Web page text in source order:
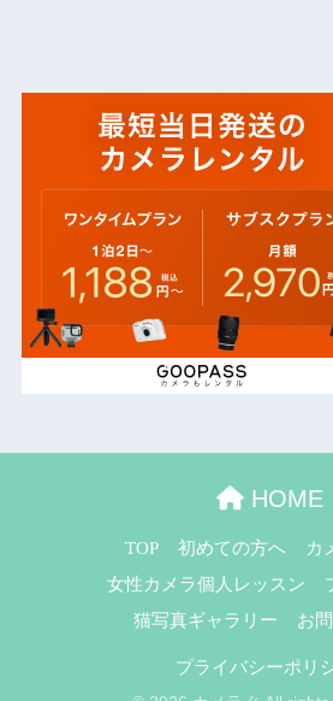
HOME
TOP 初めての方へ
カ
女性カメラ個人レッスン
猫写真ギャラリー
お
プライバシーポリ